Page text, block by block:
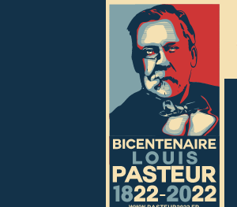
Panneau de gestion des cookies